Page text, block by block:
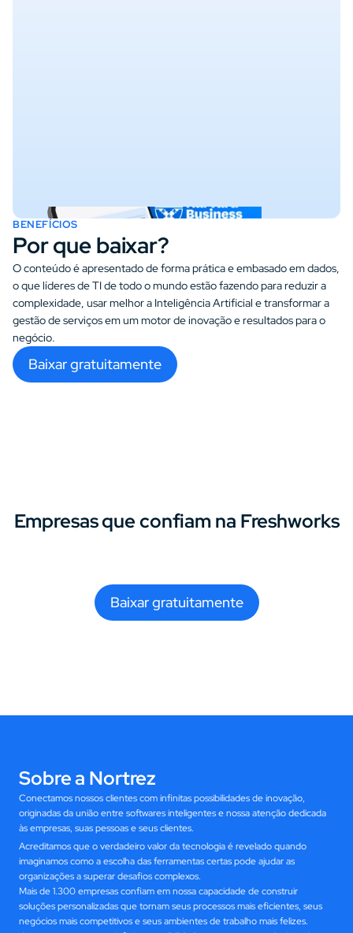
BENEFÍCIOS
Por que baixar?
O conteúdo é apresentado de forma prática e embasado em dados,
o que líderes de TI de todo o mundo estão fazendo para reduzir a
complexidade, usar melhor a Inteligência Artificial e transformar a
gestão de serviços em um motor de inovação e resultados para o
negócio.
Baixar gratuitamente
Empresas que confiam na Freshworks
Baixar gratuitamente
Sobre a Nortrez
Conectamos nossos clientes com infinitas possibilidades de inovação,
originadas da união entre softwares inteligentes e nossa atenção dedicada
às empresas, suas pessoas e seus clientes.
Acreditamos que o verdadeiro valor da tecnologia é revelado quando
imaginamos como a escolha das ferramentas certas pode ajudar as
organizações a superar desafios complexos.
Mais de 1.300 empresas confiam em nossa capacidade de construir
soluções personalizadas que tornam seus processos mais eficientes, seus
negócios mais competitivos e seus ambientes de trabalho mais felizes.